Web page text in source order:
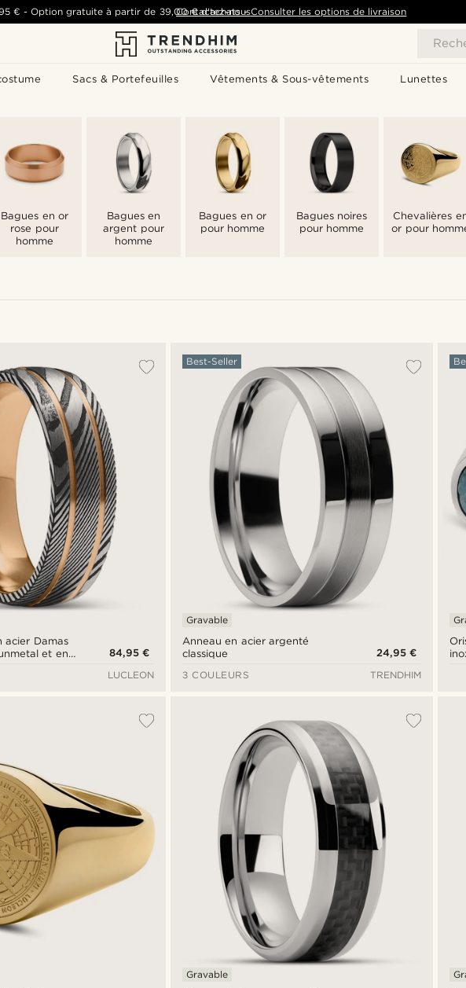
Sacs & Portefeuilles Vêtements & Sous-vêtements Lunettes
€ -Option gratuite à partir de 39,00 € d'achats- Consulter les options de livraison
Contactez-nous
Bagues en or
rose pour
homme
Bagues en
argent pour
homme
Bagues en or
pour homme
Bagues noires
pour homme
Chevalières
or pour
acier Damas
et en
84,95 €
LUCLEON
Anneau en acier argenté
classique
Best-Seller
Gravable
24,95 €
3 COULEURS
TRENDHIM
Gravable